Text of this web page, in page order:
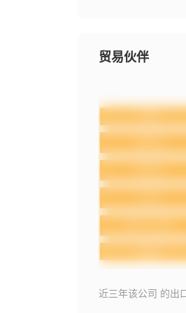
贸易伙伴
近三年该公司 的出